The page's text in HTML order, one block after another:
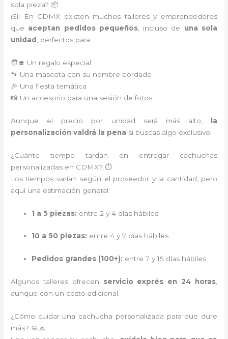
sola pieza? 📦
¡Sí! En CDMX existen muchos talleres y emprendedores
que aceptan pedidos pequeños, incluso de una sola
unidad
, perfectos para:
🧑‍🎓 Un regalo especial
🐾 Una mascota con su nombre bordado
🎉 Una fiesta temática
📸 Un accesorio para una sesión de fotos
Aunque el precio por unidad será más alto,
la
personalización valdrá la pena si buscas algo exclusivo.
¿Cuánto tiempo tardan en entregar cachuchas
personalizadas en CDMX? ⏱️
Los tiempos varían según el proveedor y la cantidad, pero
aquí una estimación general:
1 a 5 piezas: entre 2 y 4 días hábiles
10 a 50 piezas: entre 4 y 7 días hábiles
Pedidos grandes (100+): entre 7 y 15 días hábiles
Algunos talleres ofrecen servicio exprés en 24 horas,
aunque con un costo adicional.
¿Cómo cuidar una cachucha personalizada para que dure
más? 🧼🧢